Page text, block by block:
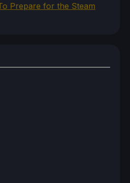
Prepare for the Steam